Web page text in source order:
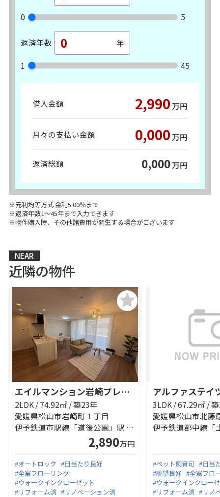
0 5
返済年数
1 45
借入金額 2,990 万円
月々の支払い金額 0,000 万円
返済総額 0,000万円
※元利均等方式 金利5.00％まで
※返済年数1～45年まで入力できます
※物件購入時、その他諸費用が発生する場合がございます
NEAR
近隣の物件
エイルマンション岩崎プレジデンス
2LDK / 74.92㎡ / 築23年
愛媛県松山市岩崎町１丁目
伊予鉄道市駅線「道後公園」駅 徒歩6分
2,890万円
#オートロック #日当たり良好
#全室フローリング
#ウォークインクローゼット
#リフォーム済 #リノベーション済
アルファステイ
3LDK / 67.29㎡ /
愛媛県松山市北藤
#ペット飼育可 #日当
#眺望良好 #全室フロ
#ウォークインクロー
#リフォーム済 #リノ